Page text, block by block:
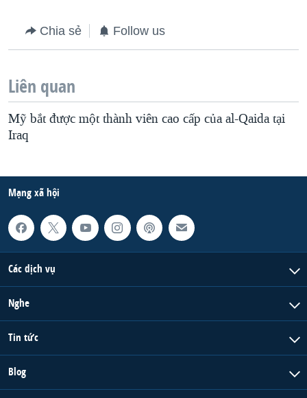
Chia sẻ Follow us
Liên quan
Mỹ bắt được một thành viên cao cấp của al-Qaida tại
Iraq
Mạng xã hội
Các dịch vụ
Nghe
Tin tức
Blog